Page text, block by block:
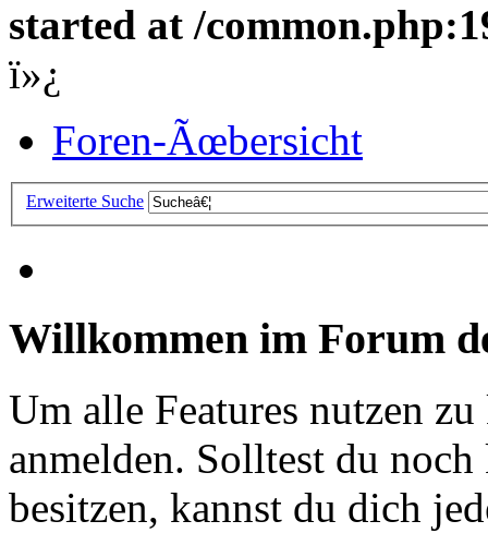
started at /
ï»¿
Foren-Ãœbersicht
Erweiterte Suche
Willkommen im Forum
Um alle Features nutzen
anmelden. Solltest du
besitzen, kannst du dich